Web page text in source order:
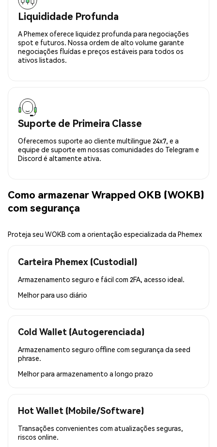
Liquididade Profunda
A Phemex oferece liquidez profunda para negociações
spot e futuros. Nossa ordem de alto volume garante
negociações fluídas e preços estáveis para todos os
ativos listados.
Suporte de Primeira Classe
Oferecemos suporte ao cliente multilingue 24x7, e a
equipe de suporte em nossas comunidades do Telegram e
Discord é altamente ativa.
Como armazenar Wrapped OKB (WOKB)
com segurança
Proteja seu WOKB com a orientação especializada da Phemex
Carteira Phemex (Custodial)
Armazenamento seguro e fácil com 2FA, acesso ideal.
Melhor para uso diário
Cold Wallet (Autogerenciada)
Armazenamento seguro offline com segurança da seed
phrase.
Melhor para armazenamento a longo prazo
Hot Wallet (Mobile/Software)
Transações convenientes com atualizações seguras,
riscos online.